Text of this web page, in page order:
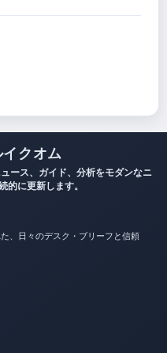
クオム
ース、ガイド、分析をモダンなニ
的に更新します。
、日々のデスク・ブリーフと信頼